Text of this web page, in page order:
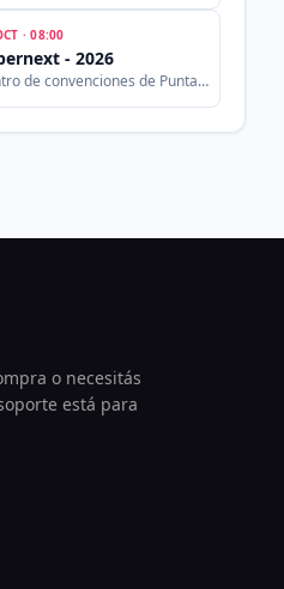
·08:00
- 2026
Centro de convenciones de Punta del Este
o necesitás
está para